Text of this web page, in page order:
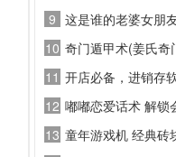
9 这是谁的老婆女朋
10 奇门遁甲术(姜氏奇门)是
11 开店必备，进销存
12 嘟嘟恋爱话术 解锁会
13 童年游戏机 经典砖